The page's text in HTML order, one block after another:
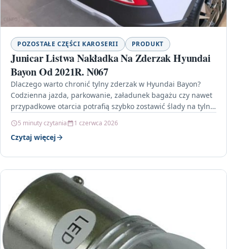
POZOSTAŁE CZĘŚCI KAROSERII PRODUKT
Junicar Listwa Nakładka Na Zderzak Hyundai
Bayon Od 2021R. N067
Dlaczego warto chronić tylny zderzak w Hyundai Bayon?
Codzienna jazda, parkowanie, załadunek bagażu czy nawet
przypadkowe otarcia potrafią szybko zostawić ślady na tylnej
5 minuty czytania 1 czerwca 2026
Czytaj więcej